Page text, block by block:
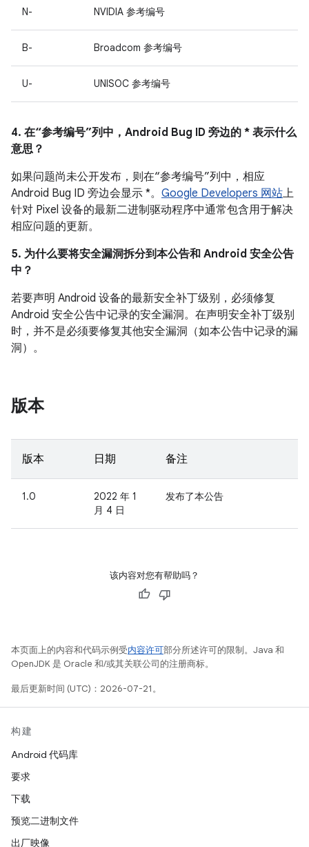
N- NVIDIA 参考编号
B- Broadcom 参考编号
U- UNISOC 参考编号
4. 在“参考编号”列中，Android Bug ID 旁边的 * 表示什么
意思？
如果问题尚未公开发布，则在“参考编号”列中，相应
Android Bug ID 旁边会显示 *。 Google Developers 网站上
针对 Pixel 设备的最新二进制驱动程序中通常包含用于解决
相应问题的更新。
5. 为什么要将安全漏洞拆分到本公告和 Android 安全公告
中？
若要声明 Android 设备的最新安全补丁级别，必须修复
Android 安全公告中记录的安全漏洞。在声明安全补丁级别
时，并不是必须要修复其他安全漏洞（如本公告中记录的漏
洞）。
版本
版本 日期 备注
1.0
2022 年 1
月 4 日
发布了本公告
该内容对您有帮助吗？
本页面上的内容和代码示例受内容许可部分所述许可的限制。Java 和
OpenJDK 是 Oracle 和/或其关联公司的注册商标。
最后更新时间 (UTC)：2026-07-21。
构建
Android 代码库
要求
下载
预览二进制文件
出厂映像